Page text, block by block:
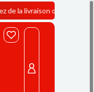
offerte à Casablanca dès